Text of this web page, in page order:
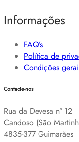
Informações
FAQ’s
Política de
Condições
Contacte-nos
Rua da Devesa nº 12
Candoso (São
4835-377 Guimarães